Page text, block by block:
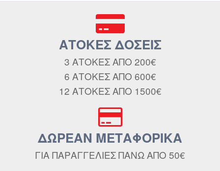
ΑΤΟΚΕΣ ΔΟΣΕΙΣ
3 ΑΤΟΚΕΣ ΑΠΟ 200€
6 ΑΤΟΚΕΣ ΑΠΟ 600€
12 ΑΤΟΚΕΣ ΑΠΟ 1500€
ΔΩΡΕΑΝ ΜΕΤΑΦΟΡΙΚΑ
ΓΙΑ ΠΑΡΑΓΓΕΛΙΕΣ ΠΑΝΩ ΑΠΟ 50€